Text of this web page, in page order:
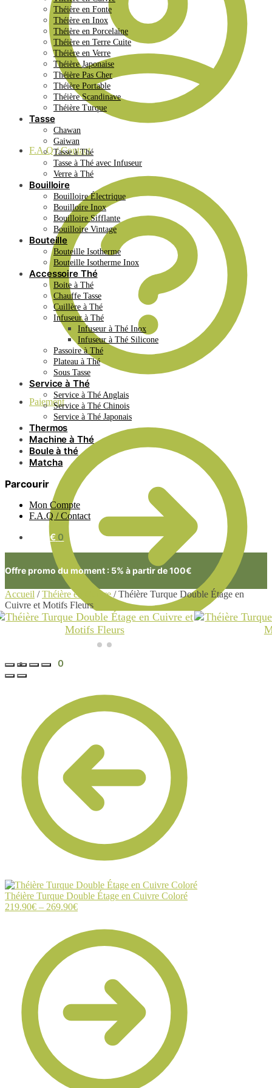
F.A.Q / Contact
Paiement
0.00€ 0
Théière en Fonte
Théière en Inox
Théière en Porcelaine
Théière en Terre Cuite
Théière en Verre
Théière Japonaise
Théière Pas Cher
Théière Portable
Théière Scandinave
Théière Turque
Tasse
Chawan
Gaiwan
Tasse à Thé
Tasse à Thé avec Infuseur
Verre à Thé
Bouilloire
Bouilloire Électrique
Bouilloire Inox
Bouilloire Sifflante
Bouilloire Vintage
Bouteille
Bouteille Isotherme
Bouteille Isotherme Inox
Accessoire Thé
Boite à Thé
Chauffe Tasse
Cuillère à Thé
Infuseur à Thé
Infuseur à Thé Inox
Infuseur à Thé Silicone
Passoire à Thé
Plateau à Thé
Sous Tasse
Service à Thé
Service à Thé Anglais
Service à Thé Chinois
Service à Thé Japonais
Thermos
Machine à Thé
Boule à thé
Matcha
Parcourir
Mon Compte
F.A.Q / Contact
0.00€ 0
Offre promo du moment : 5% à partir de 100€
Accueil /Théière en Cuivre /Théière Turque Double Étage en
Cuivre et Motifs Fleurs
Théière Turque Double Étage en Cuivre Coloré
219.90€ – 269.90€